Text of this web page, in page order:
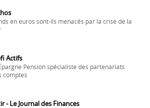
en euros sont-ils menacés par la crise de la
Actifs
Pension spécialiste des partenariats
comptes
- Le Journal des Finances